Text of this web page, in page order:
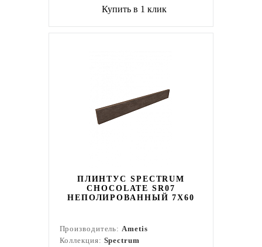
Купить в 1 клик
ПЛИНТУС SPECTRUM
CHOCOLATE SR07
НЕПОЛИРОВАННЫЙ 7X60
Производитель:Ametis
Коллекция: Spectrum